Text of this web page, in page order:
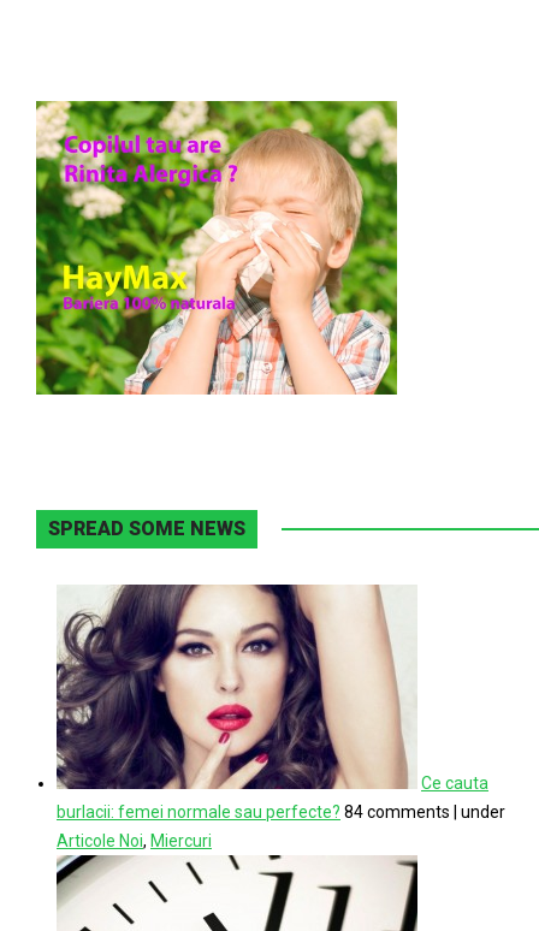
SPREAD SOME NEWS
Ce cauta
burlacii: femei normale sau perfecte? 84 comments
under
Articole Noi, Miercuri